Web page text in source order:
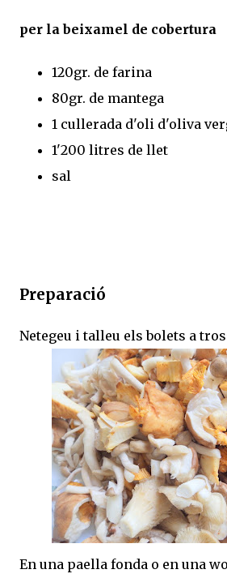
per la beixamel de cobertura
120gr. de farina
80gr. de mantega
1 cullerada d'oli d'oliva
1'200 litres de llet
sal
Preparació
Netegeu i talleu els bolets a
En una paella fonda o en una